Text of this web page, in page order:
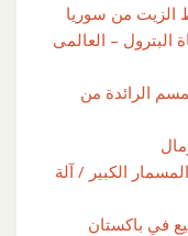
الزيت من سوريا
– العالمى
الرائدة من
الكبير / آلة
في باكستان